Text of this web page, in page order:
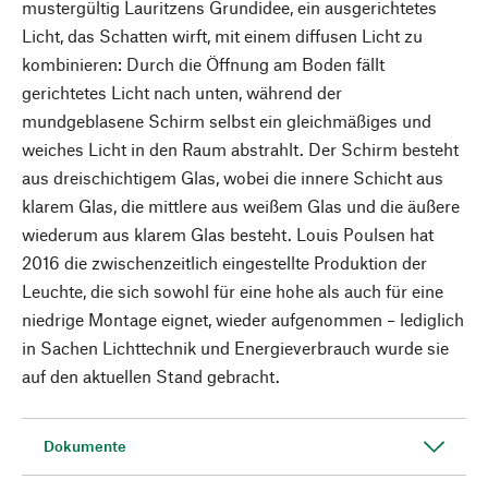
mustergültig Lauritzens Grundidee, ein ausgerichtetes
Licht, das Schatten wirft, mit einem diffusen Licht zu
kombinieren: Durch die Öffnung am Boden fällt
gerichtetes Licht nach unten, während der
mundgeblasene Schirm selbst ein gleichmäßiges und
weiches Licht in den Raum abstrahlt. Der Schirm besteht
aus dreischichtigem Glas, wobei die innere Schicht aus
klarem Glas, die mittlere aus weißem Glas und die äußere
wiederum aus klarem Glas besteht. Louis Poulsen hat
2016 die zwischenzeitlich eingestellte Produktion der
Leuchte, die sich sowohl für eine hohe als auch für eine
niedrige Montage eignet, wieder aufgenommen – lediglich
in Sachen Lichttechnik und Energieverbrauch wurde sie
auf den aktuellen Stand gebracht.
Dokumente